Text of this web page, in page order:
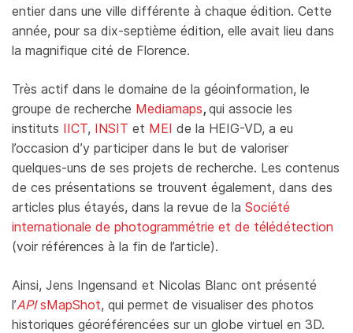
entier dans une ville différente à chaque édition. Cette
année, pour sa dix-septième édition, elle avait lieu dans
la magnifique cité de Florence.
Très actif dans le domaine de la géoinformation, le
groupe de recherche Mediamaps, qui associe les
instituts IICT, INSIT et MEI de la HEIG-VD, a eu
l’occasion d’y participer dans le but de valoriser
quelques-uns de ses projets de recherche. Les contenus
de ces présentations se trouvent également, dans des
articles plus étayés, dans la revue de la Société
internationale de photogrammétrie et de télédétection
(voir références à la fin de l’article).
Ainsi, Jens Ingensand et Nicolas Blanc ont présenté
l’APIsMapShot, qui permet de visualiser des photos
historiques géoréférencées sur un globe virtuel en 3D.